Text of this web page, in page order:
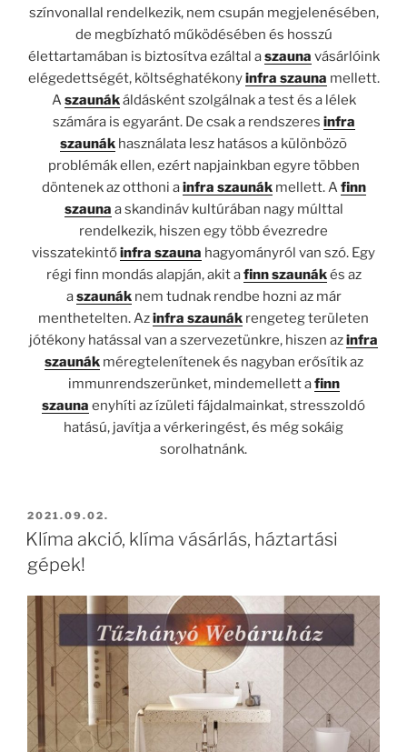
színvonallal rendelkezik, nem csupán megjelenésében,
de megbízható működésében és hosszú
élettartamában is biztosítva ezáltal aszauna vásárlóink
elégedettségét, költséghatékonyinfra szauna mellett.
Aszaunákáldásként szolgálnak a test és a lélek
számára is egyaránt. De csak a rendszeres infra
szaunák használata lesz hatásos a különbözõ
problémák ellen, ezért napjainkban egyre többen
döntenek az otthoni ainfra szaunákmellett. Afinn
szauna a skandináv kultúrában nagy múlttal
rendelkezik, hiszen egy több évezredre
visszatekintőinfra szauna hagyományról van szó. Egy
régi finn mondás alapján, akit afinn szaunákés az
aszaunáknem tudnak rendbe hozni az már
menthetelten. Azinfra szaunák rengeteg területen
jótékony hatással van a szervezetünkre, hiszen azinfra
szaunákméregtelenítenek és nagyban erősítik az
immunrendszerünket, mindemellett afinn
szauna enyhíti az ízületi fájdalmainkat, stresszoldó
hatású, javítja a vérkeringést, és még sokáig
sorolhatnánk.
BEKÜLDVE:
2021.09.02.
Klíma akció, klíma vásárlás, háztartási
gépek!